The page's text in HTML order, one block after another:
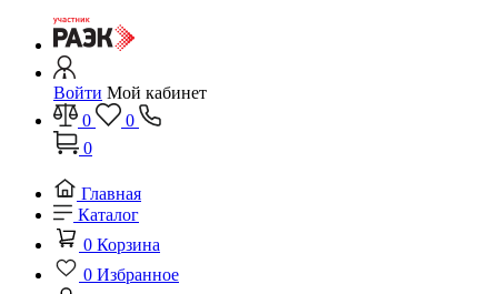
Войти Мой кабинет
0
0
0
Главная
Каталог
0 Корзина
0 Избранное